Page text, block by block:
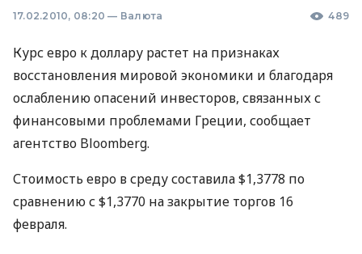
17.02.2010, 08:20 — Валюта 489
Курс евро к доллару растет на признаках
восстановления мировой экономики и благодаря
ослаблению опасений инвесторов, связанных с
финансовыми проблемами Греции, сообщает
агентство Bloomberg.
Стоимость евро в среду составила $1,3778 по
сравнению с $1,3770 на закрытие торгов 16
февраля.